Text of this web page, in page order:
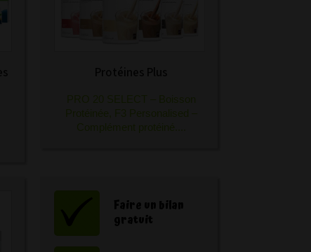
PRO 20 SELECT – Boisson
Protéinée
F3 Personalised –
Complément protéiné
Faire un bilan
gratuit